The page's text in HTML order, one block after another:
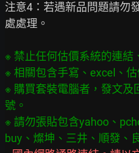
注意4：若遇新品問題請勿
處處理。
※ 禁止任何估價系統的連結
※ 相關包含手寫、excel、
※ 購買套裝電腦者，發文及
號。
※ 請勿張貼包含yahoo、